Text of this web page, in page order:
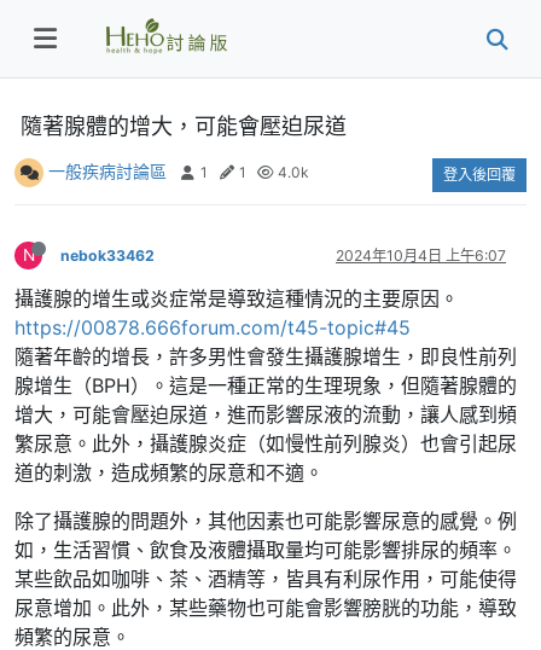
隨著腺體的增大，可能會壓迫尿道
一般疾病討論區 1 1 4.0k 登入後回覆
N nebok33462 2024年10月4日 上午6:07
攝護腺的增生或炎症常是導致這種情況的主要原因。
https://00878.666forum.com/t45-topic#45
隨著年齡的增長，許多男性會發生攝護腺增生，即良性前列
腺增生（BPH）。這是一種正常的生理現象，但隨著腺體的
增大，可能會壓迫尿道，進而影響尿液的流動，讓人感到頻
繁尿意。此外，攝護腺炎症（如慢性前列腺炎）也會引起尿
道的刺激，造成頻繁的尿意和不適。
除了攝護腺的問題外，其他因素也可能影響尿意的感覺。例
如，生活習慣、飲食及液體攝取量均可能影響排尿的頻率。
某些飲品如咖啡、茶、酒精等，皆具有利尿作用，可能使得
尿意增加。此外，某些藥物也可能會影響膀胱的功能，導致
頻繁的尿意。